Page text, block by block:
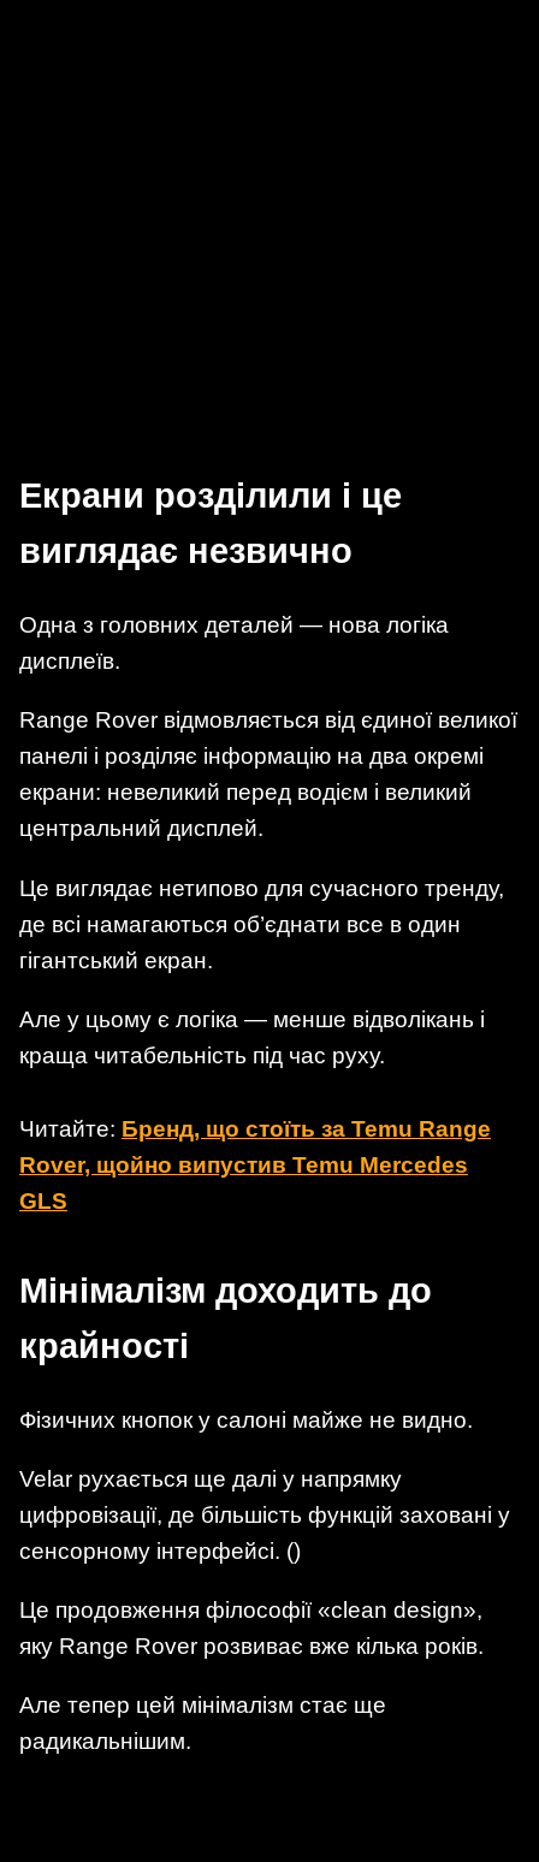
Екрани розділили і це
виглядає незвично
Одна з головних деталей — нова логіка
дисплеїв.
Range Rover відмовляється від єдиної великої
панелі і розділяє інформацію на два окремі
екрани: невеликий перед водієм і великий
центральний дисплей.
Це виглядає нетипово для сучасного тренду,
де всі намагаються об’єднати все в один
гігантський екран.
Але у цьому є логіка — менше відволікань і
краща читабельність під час руху.
Читайте: Бренд, що стоїть за Temu Range
Rover, щойно випустив Temu Mercedes
GLS
Мінімалізм доходить до
крайності
Фізичних кнопок у салоні майже не видно.
Velar рухається ще далі у напрямку
цифровізації, де більшість функцій заховані у
сенсорному інтерфейсі. ()
Це продовження філософії «clean design»,
яку Range Rover розвиває вже кілька років.
Але тепер цей мінімалізм стає ще
радикальнішим.